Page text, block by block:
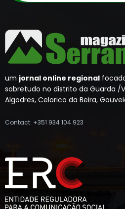
um jornal online regional
sobretudo no distrito da Guarda /
Algodres, Celorico da Beira,
Contact: +351 934 104 923